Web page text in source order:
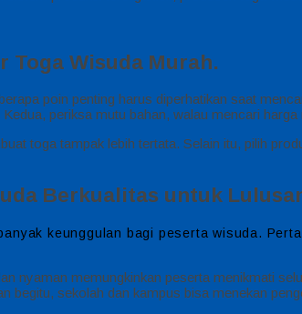
Toga Wisuda Murah.
poin penting harus diperhatikan saat
periksa mutu bahan, walau mencari
toga tampak lebih tertata. Selain itu, pilih
Berkualitas untuk
keunggulan bagi peserta wisuda.
nyaman memungkinkan peserta menikmati
begitu, sekolah dan kampus bisa menekan